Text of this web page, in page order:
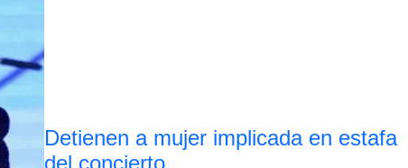
Detienen a mujer implicada en estafa
del concierto